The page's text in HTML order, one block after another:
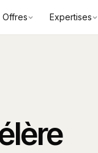
Offres Expertises